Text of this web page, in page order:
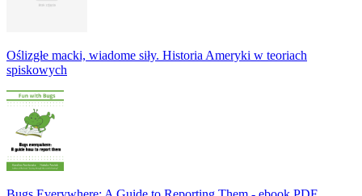
Oślizgłe macki, wiadome siły. Historia Ameryki w teoriach
spiskowych